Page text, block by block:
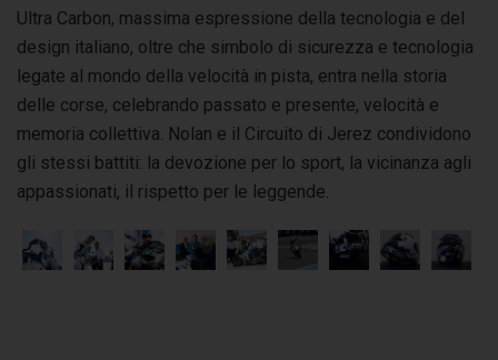
Ultra Carbon, massima espressione della tecnologia e del
design italiano, oltre che simbolo di sicurezza e tecnologia
legate al mondo della velocità in pista, entra nella storia
delle corse, celebrando passato e presente, velocità e
memoria collettiva. Nolan e il Circuito di Jerez condividono
gli stessi battiti: la devozione per lo sport, la vicinanza agli
appassionati, il rispetto per le leggende.